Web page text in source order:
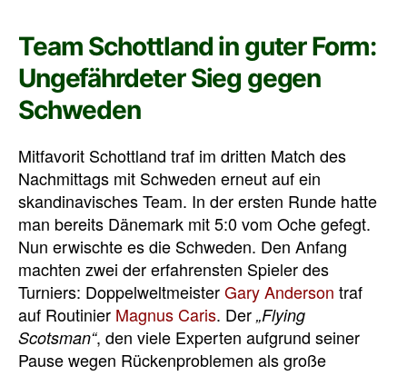
Team Schottland in guter Form:
Ungefährdeter Sieg gegen
Schweden
Mitfavorit Schottland traf im dritten Match des
Nachmittags mit Schweden erneut auf ein
skandinavisches Team. In der ersten Runde hatte
man bereits Dänemark mit 5:0 vom Oche gefegt.
Nun erwischte es die Schweden. Den Anfang
machten zwei der erfahrensten Spieler des
Turniers: DoppelweltmeisterGary Anderson traf
auf Routinier Magnus Caris. Der „Flying
Scotsman“, den viele Experten aufgrund seiner
Pause wegen Rückenproblemen als große